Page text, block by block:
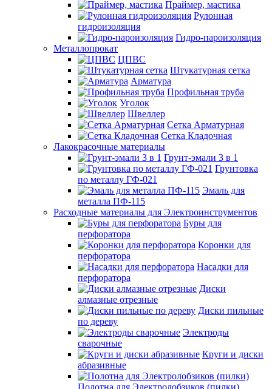
Праймер, мастика
Рулонная
гидроизоляция
Гидро-пароизоляция
Металлопрокат
ЦПВС
Штукатурная сетка
Арматура
Профильная труба
Уголок
Швеллер
Сетка Арматурная
Сетка Кладочная
Лакокрасочные материалы
Грунт-эмали 3 в 1
Грунтовка
по металлу ГФ-021
Эмаль для
металла ПФ-115
Расходные материалы для Электроинструментов
Буры для
перфоратора
Коронки для
перфоратора
Насадки для
перфоратора
Диски
алмазные отрезные
Диски пильные
по дереву
Электроды
сварочные
Круги и диски
абразивные
Полотна для Электролобзиков (пилки)